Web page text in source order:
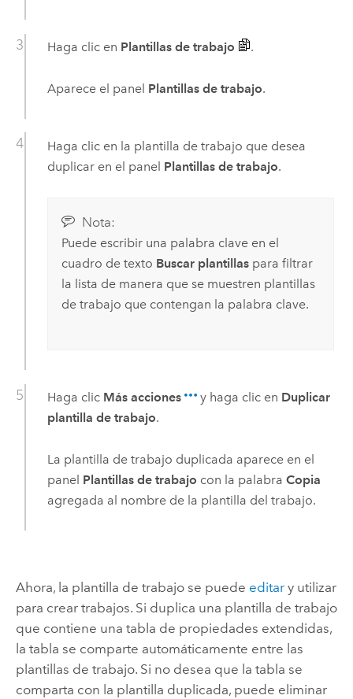
Haga clic en Plantillas de trabajo .
Aparece el panel Plantillas de trabajo.
Haga clic en la plantilla de trabajo que desea
duplicar en el panel Plantillas de trabajo.
Nota:
Puede escribir una palabra clave en el
cuadro de texto Buscar plantillaspara filtrar
la lista de manera que se muestren plantillas
de trabajo que contengan la palabra clave.
Haga clic Más acciones y haga clic en Duplicar
plantilla de trabajo.
La plantilla de trabajo duplicada aparece en el
panel Plantillas de trabajo con la palabra Copia
agregada al nombre de la plantilla del trabajo.
Ahora, la plantilla de trabajo se puede editary utilizar
para crear trabajos. Si duplica una plantilla de trabajo
que contiene una tabla de propiedades extendidas,
la tabla se comparte automáticamente entre las
plantillas de trabajo. Si no desea que la tabla se
comparta con la plantilla duplicada, puede eliminar